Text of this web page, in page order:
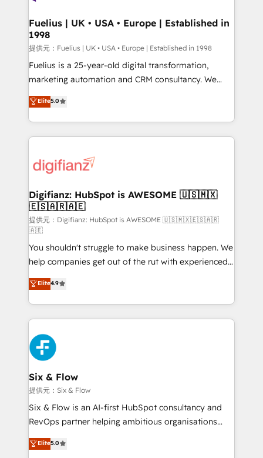
framework, meaning we've been accredited by
HubSpot and vetted by the CCS, which means we
can support public sector companies as well the
other ones listed in our profile. Our services: -
HubSpot implementation - HubSpot CMS website
is there for you to: - Grow revenue, and run your
business more efficiently - Build stronger
more people - Get the most out of your HubSpot
investment
Fuelius | UK • USA • Europe | Established in
1998
提供元：Fuelius | UK • USA • Europe | Established in 1998
Fuelius is a 25-year-old digital transformation,
marketing automation and CRM consultancy. We
enable mid-market and enterprise clients to
maximise their return from digital and fuel their
growth. We modernise platforms, streamline
operations that are causing inefficiencies, improve
supercharge revenue operations Key services: • CRM
Transformation / Web Development • RevOps &
Sales Consulting • Marketing Automation What
makes us different? 🚀 Top 0.5% of global HubSpot
agencies ⚙️ The strongest technical ability and
integration capabilities 💼 Consultative, long-term
partners who will embed ourselves into your
business, processes and systems 🏢 We specialise in
working with mid-market and enterprise
organisations, global organisations and those with
complex use cases 🏆 CRM Implementation,
Platform Enablement, Custom Integration and
Onboarding Accredited 🔐 ISO27001 & ISO9001
Certified
Elite5.0
Digifianz: HubSpot is AWESOME 🇺🇸🇲🇽
🇪🇸🇦🇷🇦🇪
提供元：Digifianz: HubSpot is AWESOME 🇺🇸🇲🇽🇪🇸🇦🇷
🇦🇪
You shouldn't struggle to make business happen. We
help companies get out of the rut with experienced,
process-oriented teams implementing HubSpot
Marketing, Sales, Service, CMS and Operations Hub,
so selling and actually engaging with your customers
feels easy and pain-free. We are a top ranked
HubSpot Elite Partner, winner of Rookie of the Year
and Customer First Awards, 4.9/5 rating in HubSpot
Reviews and 4.9/5 rating in Clutch Reviews. Digifianz
helps the following industries: logistics & 3PL, home
improvement & construction, branding and
commercialization, real estate, health, education,
SaaS, Software Dev & IT and consulting, make the
the United States, EU, UAE, Mexico and Latin
Elite4.9
Six & Flow
提供元：Six & Flow
Six & Flow is an AI-first HubSpot consultancy and
RevOps partner helping ambitious organisations
grow with clarity, confidence, and intelligence.
Operating across the UK, Netherlands, Ireland, and
Elite5.0